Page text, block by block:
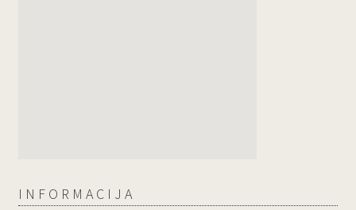
INFORMACIJA